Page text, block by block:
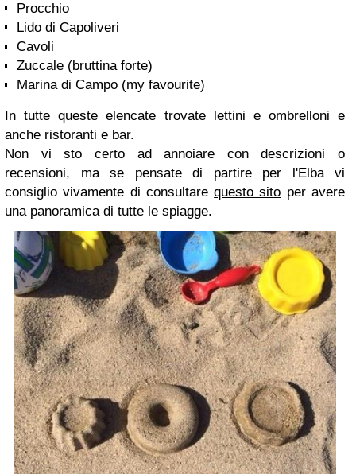
Procchio
Lido di Capoliveri
Cavoli
Zuccale (bruttina forte)
Marina di Campo (my favourite)
In tutte queste elencate trovate lettini e ombrelloni e
anche ristoranti e bar.
Non vi sto certo ad annoiare con descrizioni o
recensioni, ma se pensate di partire per l'Elba vi
consiglio vivamente di consultarequesto sito per avere
una panoramica di tutte le spiagge.